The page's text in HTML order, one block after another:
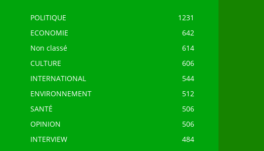
POLITIQUE
1231
ECONOMIE
642
Non classé
614
CULTURE
606
INTERNATIONAL
544
ENVIRONNEMENT
512
SANTÉ
506
OPINION
506
INTERVIEW
484